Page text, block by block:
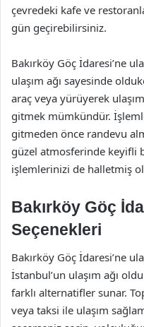
çevredeki kafe ve
gün geçirebilirsiniz.
Bakırköy Göç İdaresi’ne
ulaşım ağı sayesinde
araç veya yürüyerek
gitmek mümkündür.
gitmeden önce randevu
güzel atmosferinde keyifli
işlemlerinizi de halletmiş
Bakırköy Göç
Seçenekleri
Bakırköy Göç İdaresi’ne
İstanbul’un ulaşım ağı
farklı alternatifler sunar.
veya taksi ile ulaşım